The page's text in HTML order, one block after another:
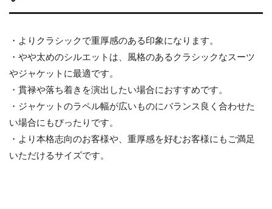
・よりクラシックで重厚感のある印象になります。
・やや太めのシルエットは、風格のあるクラシックなスーツ
やジャケットに最適です。
・貫禄や落ち着きを演出したい場合におすすめです。
・ジャケットのラペル幅が広いものにバランス良く合わせた
い場合にもぴったりです。
・より本格志向のお客様や、重厚感を好むお客様にもご満足
いただけるサイズです。